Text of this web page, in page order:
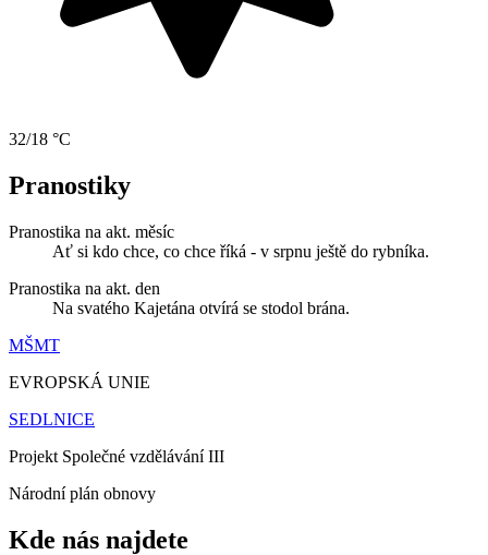
32/18 °C
Pranostiky
Pranostika na akt. měsíc
Ať si kdo chce, co chce říká - v srpnu ještě do rybníka.
Pranostika na akt. den
Na svatého Kajetána otvírá se stodol brána.
MŠMT
EVROPSKÁ UNIE
SEDLNICE
Projekt Společné vzdělávání III
Národní plán obnovy
Kde nás najdete